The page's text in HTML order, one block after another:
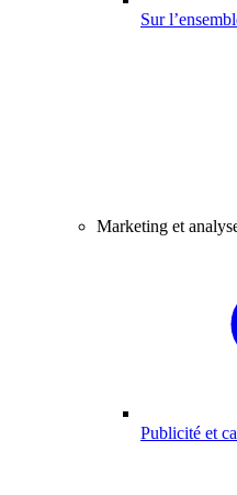
Sur
Marketing et
Publicité et